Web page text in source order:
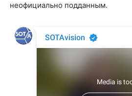
неофициально подданным.